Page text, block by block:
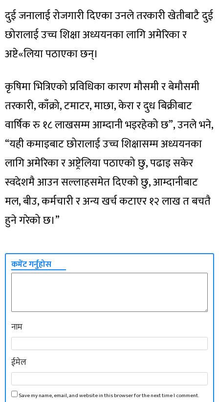
दुई जनालाई रोजगारी दिएका उनले तरकारी खेतीबाटै दुई
छोरालाई उच्च शिक्षा अध्ययनका लागि अमेरिका र
अष्टे«लिया पठाएका छन्।
कृषिमा भित्रिएको प्रविधिका कारण मौसमी र बेमौसमी
तरकारी, काँक्रो, टमाटर, माछा, केरा र दुध बिक्रीबाट
वार्षिक रु १८ लाखसम्म आम्दानी भइरहेको छ”, उनले भने,
“यही कमाइबाट छोरालाई उच्च शिक्षासम्म अध्ययनका
लागि अमेरिका र अष्ट्रेलिया पठाएको छु, पढाइ सकेर
स्वदेशमै आउन सल्लाहसमेत दिएको छु, आम्दानीबाट
मल, बीउ, कर्मचारी र अन्य खर्च कटाएर १२ लाख त बचतै
हुने गरेको छ।”
कमेंट गर्नुहोस
नाम
ईमेल
Save my name, email, and website in this browser for the next time I comment.